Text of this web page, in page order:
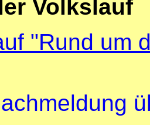
Volkslauf
"Rund um